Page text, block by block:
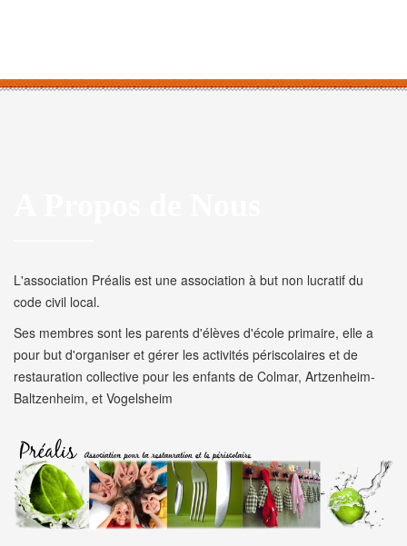
L'association Préalis est une association à but non lucratif du
code civil local.
Ses membres sont les parents d'élèves d'école primaire, elle a
pour but d'organiser et gérer les activités périscolaires et de
restauration collective pour les enfants de Colmar, Artzenheim-
Baltzenheim, et Vogelsheim